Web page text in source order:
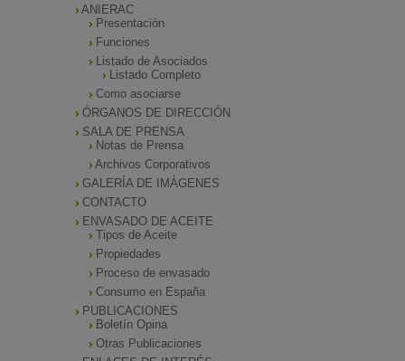
ANIERAC
Presentación
Funciones
Listado de Asociados
Listado Completo
Como asociarse
ÓRGANOS DE DIRECCIÓN
SALA DE PRENSA
Notas de Prensa
Archivos Corporativos
GALERÍA DE IMÁGENES
CONTACTO
ENVASADO DE ACEITE
Tipos de Aceite
Propiedades
Proceso de envasado
Consumo en España
PUBLICACIONES
Boletín Opina
Otras Publicaciones